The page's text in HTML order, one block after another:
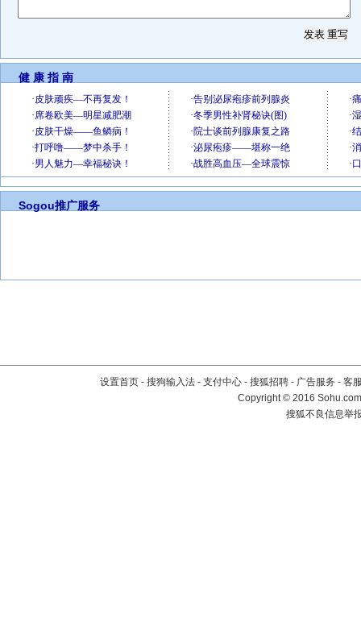
健 康 指 南
Sogou推广服务
设置首页 - 搜狗输入法 - 支付中心 - 搜狐招聘 - 广告服务 - 客
Copyright©2016
搜狐不良信息举